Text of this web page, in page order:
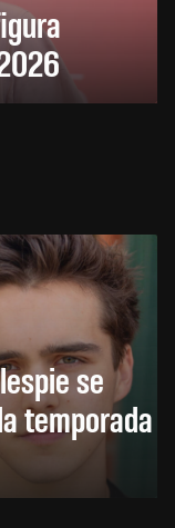
se
temporada